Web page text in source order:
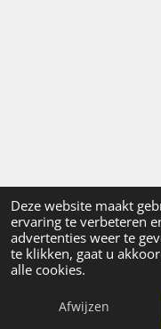
Deze website maakt
ervaring te verbeteren
advertenties weer te
te klikken, gaat u
alle cookies.
Afwijzen
© 2025 - 2026